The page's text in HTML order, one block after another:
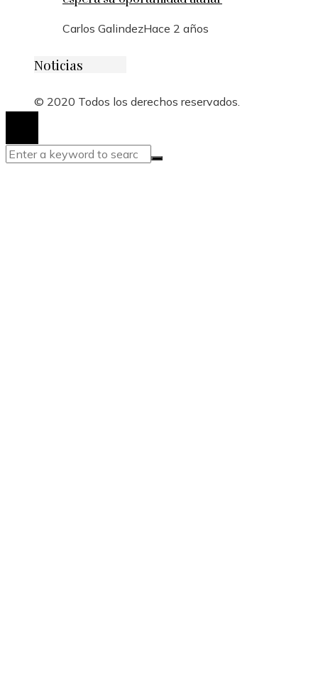
Carlos GalindezHace 2 años
Noticias
© 2020 Todos los derechos reservados.